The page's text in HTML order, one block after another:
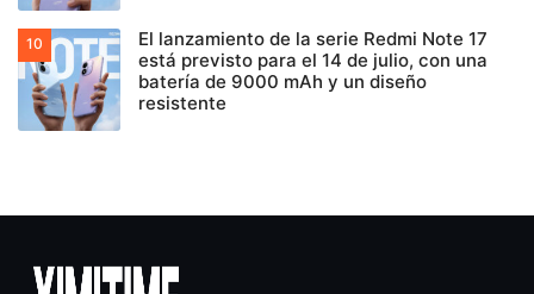
El lanzamiento de la serie Redmi Note 17
está previsto para el 14 de julio, con una
batería de 9000 mAh y un diseño
resistente